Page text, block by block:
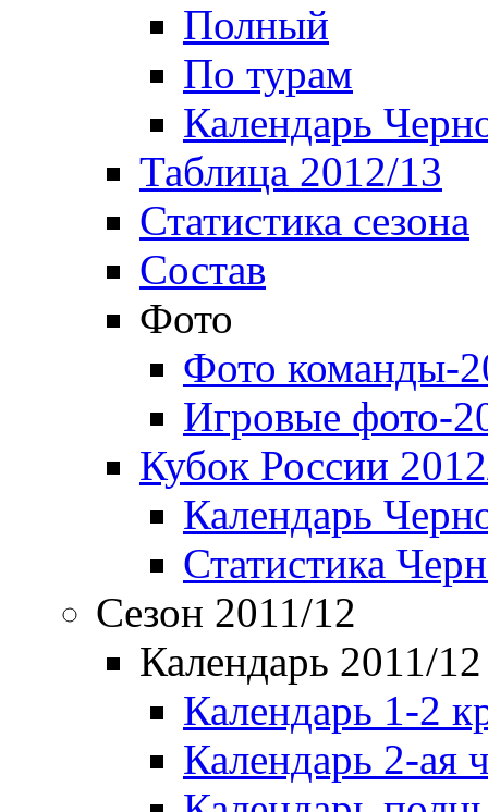
Полный
По турам
Календарь
Таблица 2012/13
Статистика сезона
Состав
Фото
Фото команды-
Игровые фото-
Кубок России
Календарь
Статистика
Сезон 2011/12
Календарь 2011/12
Календарь 1-2
Календарь 2-ая